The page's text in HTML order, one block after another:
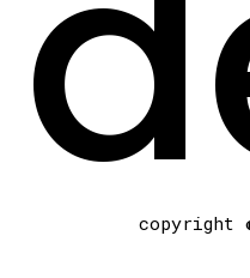
copyright